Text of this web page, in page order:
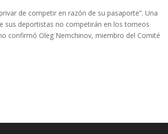
de competir en razón de su pasaporte”. Una
sus deportistas no competirán en los torneos
confirmó Oleg Nemchinov, miembro del Comité